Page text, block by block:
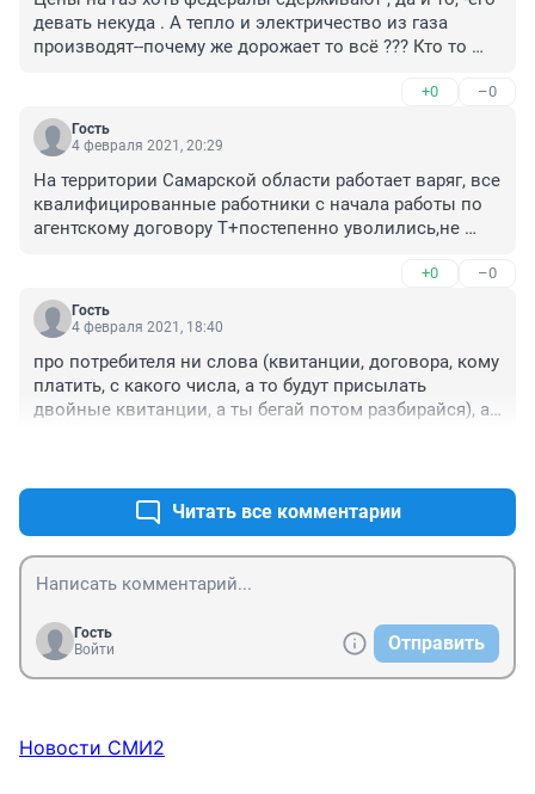
девать некуда . А тепло и электричество из газа
производят--почему же дорожает то всё ??? Кто то
+0 –0
Гость
4 февраля 2021, 20:29
На территории Самарской области работает варяг, все
квалифицированные работники с начала работы по
агентскому договору Т+постепенно уволились,не
служба существует только номинально,случайные
люди делают вид,что работают.Договора
перезаключают придумали новый способ отъёма
постановлению правительства только в части
выгодной самим Т+, это привело к тому что в
Самарской области работает пылесос по
+0 –0
Гость
4 февраля 2021, 18:40
про потребителя ни слова (квитанции, договора, кому
платить, с какого числа, а то будут присылать
двойные квитанции, а ты бегай потом разбирайся), а
Читать все комментарии
Гость
Войти
Отправить
Новости СМИ2